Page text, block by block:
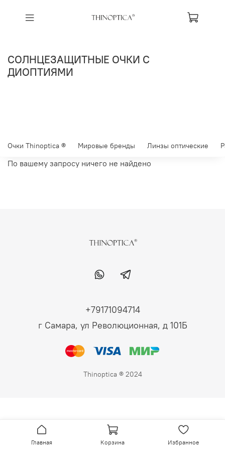
СОЛНЦЕЗАЩИТНЫЕ ОЧКИ С
ДИОПТИЯМИ
Очки Thinoptica ® Мировые бренды Линзы оптические
По вашему запросу ничего не найдено
+79171094714
г Самара, ул Революционная, д 101Б
Thinoptica ® 2024
Главная Корзина Избранное